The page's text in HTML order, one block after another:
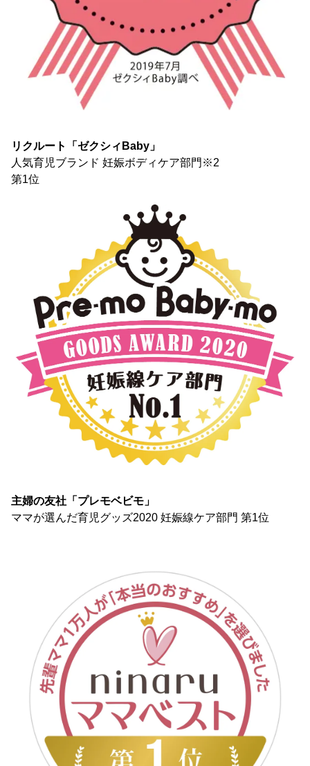
リクルート「ゼクシィBaby」
人気育児ブランド 妊娠ボディケア部門※2
第1位
主婦の友社「プレモベビモ」
ママが選んだ育児グッズ2020 妊娠線ケア部門 第1位